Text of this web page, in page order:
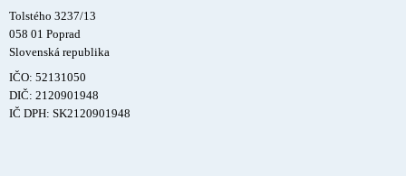
Tolstého 3237/13
058 01 Poprad
Slovenská republika
IČO: 52131050
DIČ: 2120901948
IČ DPH: SK2120901948